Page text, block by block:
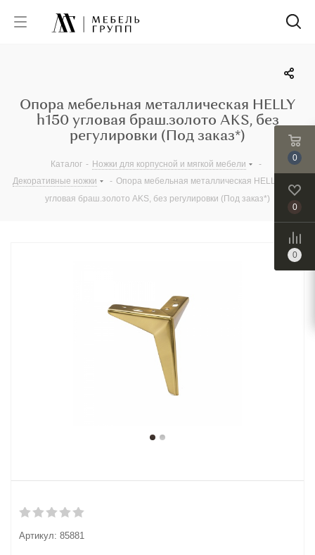
Опора мебельная металлическая HELLY
h150 угловая браш.золото AKS, без
регулировки (Под заказ*)
Каталог - Ножки для корпусной и мягкой мебели
-
Декоративные ножки
- Опора мебельная металлическая HELLY h150
угловая браш.золото AKS, без регулировки (Под заказ*)
Артикул: 85881
0
0
0